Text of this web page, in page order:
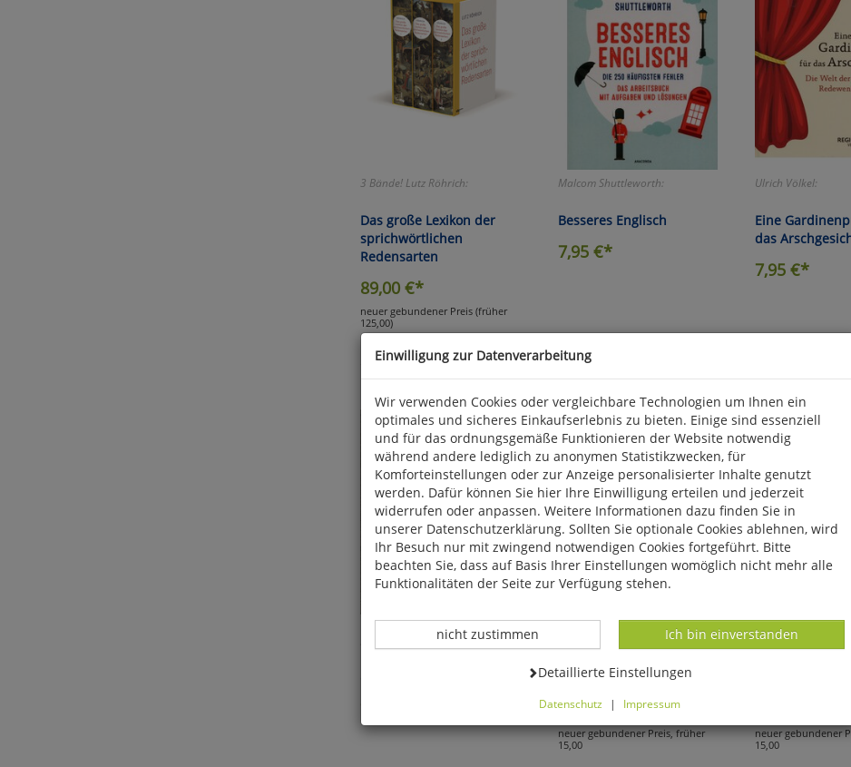
3 Bände! Lutz Röhrich:
Das große Lexikon der
sprichwörtlichen
Redensarten
89,00 €*
neuer gebundener Preis (früher
125,00)
Malcom Shuttleworth:
Besseres Englisch
7,95€*
Ulrich Völkel:
Eine
das
7,95 €*
Rudolph/Miquel-Heiniger:
Spanisch einfach richtig
10,00€*
neuer gebundener Preis, früher
15,00
Valerio Vial:
Italienisch
neuer gebundener
15,00
Einwilligung zur Datenverarbeitung
Wir verwenden Cookies oder vergleichbare Technologien um Ihnen ein
optimales und sicheres Einkaufserlebnis zu bieten. Einige sind essenziell
und für das ordnungsgemäße Funktionieren der Website notwendig
während andere lediglich zu anonymen Statistikzwecken, für
Komforteinstellungen oder zur Anzeige personalisierter Inhalte genutzt
werden. Dafür können Sie hier Ihre Einwilligung erteilen und jederzeit
widerrufen oder anpassen. Weitere Informationen dazu finden Sie in
unserer Datenschutzerklärung. Sollten Sie optionale Cookies ablehnen, wird
Ihr Besuch nur mit zwingend notwendigen Cookies fortgeführt. Bitte
beachten Sie, dass auf Basis Ihrer Einstellungen womöglich nicht mehr alle
Funktionalitäten der Seite zur Verfügung stehen.
Datenverarbeitung -
Ich bin einverstanden
Datenverarbeitung -
nicht zustimmen
Datenverarbeitung -
Detaillierte Einstellungen
Datenschutz | Impressum
Cookies ablehnen, wird Ihr Besuch nur mit zwingend notwendigen Cookies
fortgeführt. Bitte beachten Sie, dass auf Basis Ihrer Einstellungen womöglich